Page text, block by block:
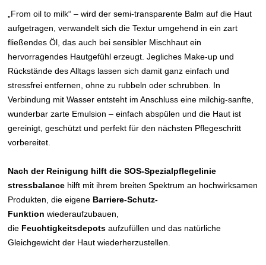
„From oil to milk“ – wird der semi-transparente Balm auf die Haut
aufgetragen, verwandelt sich die Textur umgehend in ein zart
fließendes Öl, das auch bei sensibler Mischhaut ein
hervorragendes Hautgefühl erzeugt. Jegliches Make-up und
Rückstände des Alltags lassen sich damit ganz einfach und
stressfrei entfernen, ohne zu rubbeln oder schrubben. In
Verbindung mit Wasser entsteht im Anschluss eine milchig-sanfte,
wunderbar zarte Emulsion – einfach abspülen und die Haut ist
gereinigt, geschützt und perfekt für den nächsten Pflegeschritt
vorbereitet.
Nach der Reinigung hilft die SOS-Spezialpflegelinie
stressbalance hilft mit ihrem breiten Spektrum an hochwirksamen
Produkten, die eigene Barriere-Schutz-
Funktion wiederaufzubauen,
die Feuchtigkeitsdepots aufzufüllen und das natürliche
Gleichgewicht der Haut wiederherzustellen.